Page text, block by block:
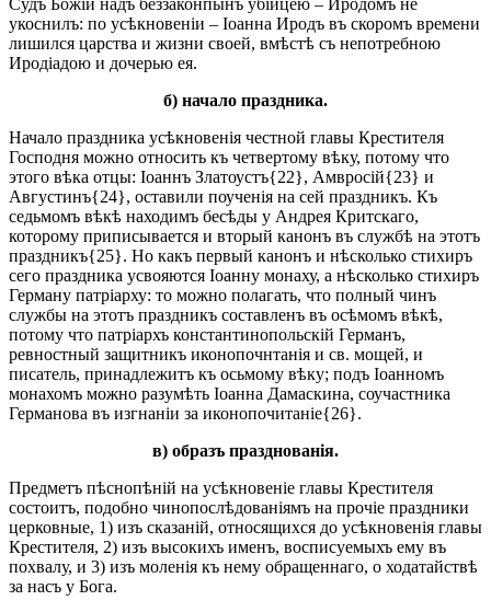
укоснилъ: по усѣкновеніи – Іоанна Иродъ въ скоромъ времени
лишился царства и жизни своей, вмѣстѣ съ непотребною
Иродіадою и дочерью ея.
б) начало праздника.
Начало праздника усѣкновенія честной главы Крестителя
Господня можно относить къ четвертому вѣку, потому что
этого вѣка отцы: Іоаннъ Златоустъ{22}, Амвросій{23} и
Августинъ{24}, оставили поученія на сей праздникъ. Къ
седьмомъ вѣкѣ находимъ бесѣды у Андрея Критскаго,
которому приписывается и вторый канонъ въ службѣ на этотъ
праздникъ{25}. Но какъ первый канонъ и нѣсколько стихиръ
сего праздника усвояются Іоанну монаху, а нѣсколько стихиръ
Герману патріарху: то можно полагать, что полный чинъ
службы на этотъ праздникъ составленъ въ осѣмомъ вѣкѣ,
потому что патріархъ константинопольскій Германъ,
ревностный защитникъ иконопочнтанія и св. мощей, и
писатель, принадлежитъ къ осьмому вѣку; подъ Іоанномъ
монахомъ можно разумѣть Іоанна Дамаскина, соучастника
Германова въ изгнаніи за иконопочитаніе{26}.
в) образъ празднованія.
Предметъ пѣснопѣній на усѣкновеніе главы Крестителя
состоитъ, подобно чинопослѣдованіямъ на прочіе праздники
церковные, 1) изъ сказаній, относящихся до усѣкновенія главы
Крестителя, 2) изъ высокихъ именъ, восписуемыхъ ему въ
похвалу, и 3) изъ моленія къ нему обращеннаго, о ходатайствѣ
за насъ у Бога.